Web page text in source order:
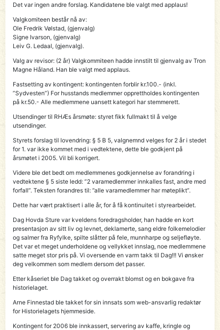
Det var ingen andre forslag. Kandidatene ble valgt med applaus!
Valgkomiteen består nå av:
Ole Fredrik Vølstad, (gjenvalg)
Signe Ivarson, (gjenvalg)
Leiv G. Ledaal, (gjenvalg).
Valg av revisor: (2 år) Valgkommiteen hadde innstilt til gjenvalg av Tron
Magne Håland. Han ble valgt med applaus.
Fastsetting av kontingent: kontingenten forblir kr.100.- (inkl.
”Sydvesten”) For husstands medlemmer opprettholdes kontingenten
på kr.50.- Alle medlemmene uansett kategori har stemmerett.
Utsendinger til RHÆs årsmøte: styret fikk fullmakt til å velge
utsendinger.
Styrets forslag til lovendring: § 5 B 5, valgnemnd velges for 2 år i stedet
for 1. var ikke kommet med i vedtektene, dette ble godkjent på
årsmøtet i 2005. Vil bli korrigert.
Videre ble det bedt om medlemmenes godkjennelse av forandring i
vedtektene § 5 siste ledd: ”2 varamedlemmer innkalles fast, andre med
forfall”. Teksten forandres til: ”alle varamedlemmer har møteplikt”.
Dette har vært praktisert i alle år, for å få kontinuitet i styrearbeidet.
Dag Hovda Sture var kveldens foredragsholder, han hadde en kort
presentasjon av sitt liv og levnet, deklamerte, sang eldre folkemelodier
og salmer fra Ryfylke, spilte slåtter på fele, munnharpe og seljefløyte.
Det var et meget underholdene og vellykket innslag, noe medlemmene
satte meget stor pris på. Vi oversende en varm takk til Dag!!! Vi ønsker
deg velkommen som medlem dersom det passer.
Etter kåseriet ble Dag takket og overrakt blomst og en bokgave fra
historielaget.
Arne Finnestad ble takket for sin innsats som web-ansvarlig redaktør
for Historielagets hjemmeside.
Kontingent for 2006 ble innkassert, servering av kaffe, kringle og